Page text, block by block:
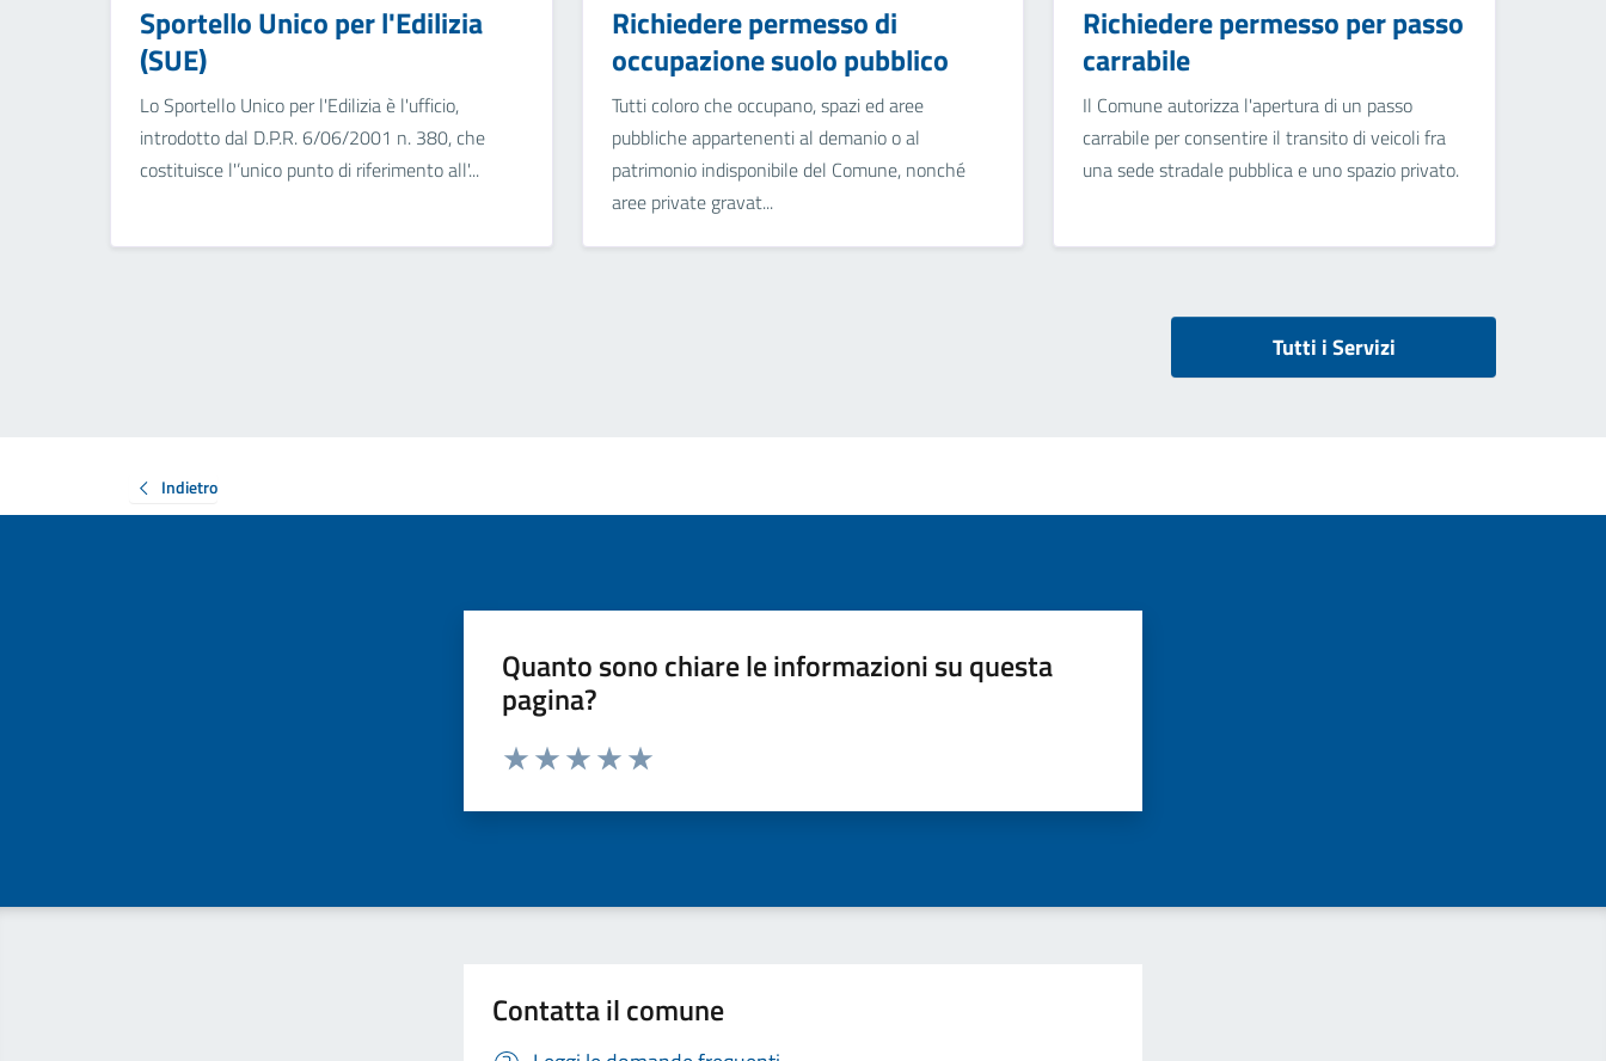
Sportello Unico per l'Edilizia
(SUE)
Lo Sportello Unico per l'Edilizia è l'ufficio,
introdotto dal D.P.R. 6/06/2001 n. 380, che
costituisce l'’unico punto di riferimento all'...
Richiedere permesso di
occupazione suolo pubblico
Tutti coloro che occupano, spazi ed aree
pubbliche appartenenti al demanio o al
patrimonio indisponibile del Comune, nonché
aree private gravat...
Richiedere permesso per passo
carrabile
Il Comune autorizza l'apertura di un passo
carrabile per consentire il transito di veicoli fra
una sede stradale pubblica e uno spazio privato.
Tutti i Servizi
Indietro
Quanto sono chiare le informazioni su questa
pagina?
Valuta da 1 a 5 stelle la pagina
Contatta il comune